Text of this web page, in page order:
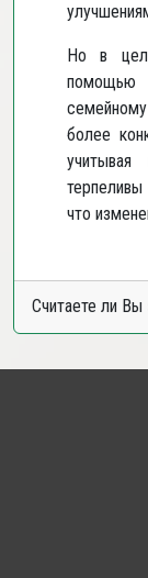
Но в
помощью
более
что
Считаете ли Вы